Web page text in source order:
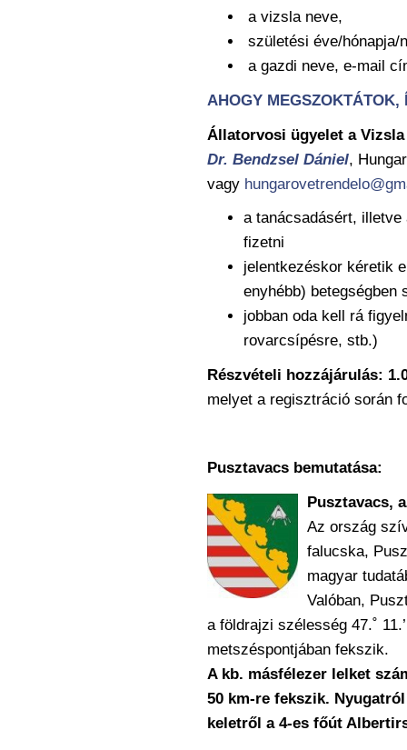
a vizsla neve,
születési éve/hónapja/
a gazdi neve, e-mail
AHOGY MEGSZOKTÁTOK,
Állatorvosi ügyelet a
Dr. Bendzsel Dániel,
vagy
a tanácsadásért,
fizetni
jelentkezéskor kéretik
enyhébb) betegségben
jobban oda kell rá
rovarcsípésre, stb.)
Részvételi hozzájárulás:
melyet a regisztráció során
Pusztavacs bemutatása:
Pusztavacs,
Az ország
falucska,
magyar
Valóban,
a földrajzi szélesség 47.˚
metszéspontjában fekszik.
A kb. másfélezer lelket
50 km-re fekszik.
keletről a 4-es főút